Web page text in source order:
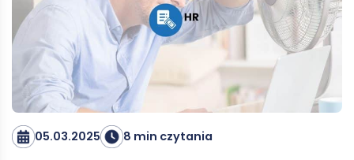
05.03.2025 8 min czytania